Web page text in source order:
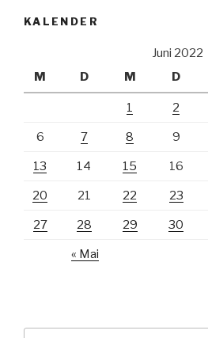
KALENDER
Juni 2022
M
D M D
1 2
6 7 8 9
13 14 15 16
20 21 22 23
27 28 29 30
« Mai